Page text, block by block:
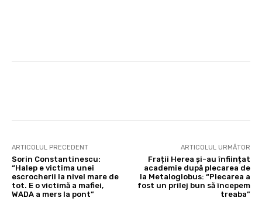
ARTICOLUL PRECEDENT
Sorin Constantinescu:
“Halep e victima unei
escrocherii la nivel mare de
tot. E o victimă a mafiei,
WADA a mers la pont”
ARTICOLUL URMĂTOR
Frații Herea și-au înființat
academie după plecarea de
la Metaloglobus: “Plecarea a
fost un prilej bun să începem
treaba”